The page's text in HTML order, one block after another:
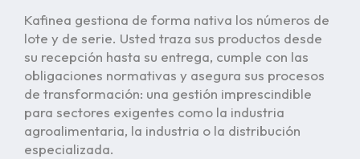
Kafinea gestiona de forma nativa los números de
lote y de serie. Usted traza sus productos desde
su recepción hasta su entrega, cumple con las
obligaciones normativas y asegura sus procesos
de transformación: una gestión imprescindible
para sectores exigentes como la industria
agroalimentaria, la industria o la distribución
especializada.